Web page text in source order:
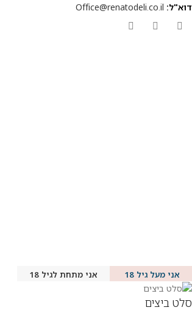
דוא"ל: Office@renatodeli.co.il
אני מעל גיל 18 אני מתחת לגיל 18
סלט ביצים